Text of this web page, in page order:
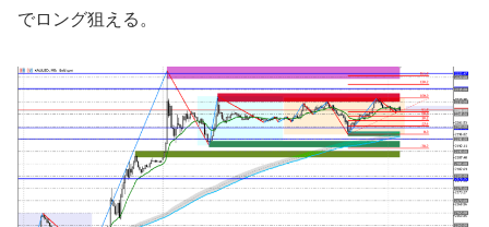
でロング狙える。